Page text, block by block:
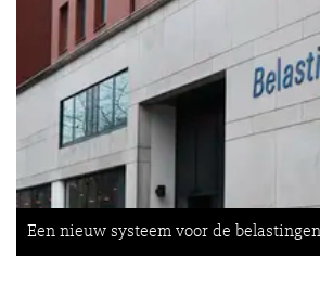
Een nieuw systeem voor de